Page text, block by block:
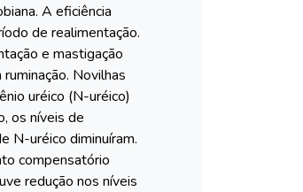
A eficiência
de realimentação.
e mastigação
Novilhas
uréico (N-uréico)
os níveis de
N-uréico diminuíram.
compensatório
redução nos níveis